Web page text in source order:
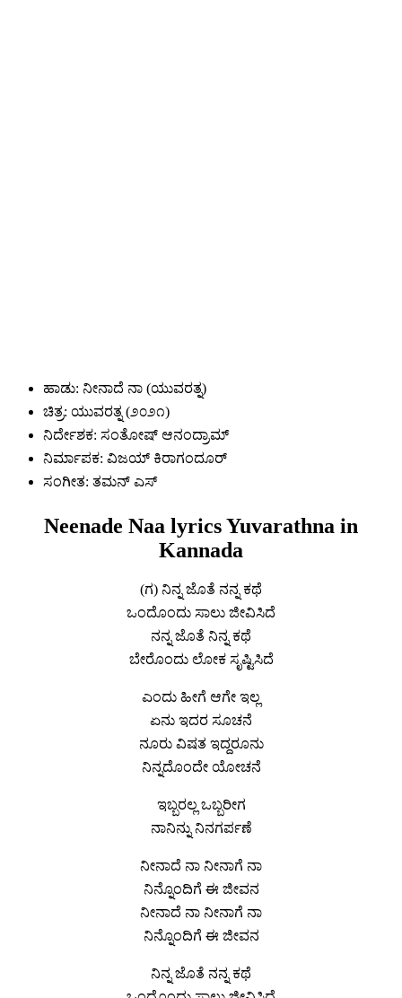
ಹಾಡು: ನೀನಾದೆ ನಾ (ಯುವರತ್ನ)
ಚಿತ್ರ: ಯುವರತ್ನ (೨೦೨೧)
ನಿರ್ದೇಶಕ: ಸಂತೋಷ್ ಆನಂದ್ರಾಮ್
ನಿರ್ಮಾಪಕ: ವಿಜಯ್ ಕಿರಾಗಂದೂರ್
ಸಂಗೀತ: ತಮನ್ ಎಸ್
Neenade Naa lyrics Yuvarathna in
Kannada
(ಗ) ನಿನ್ನ ಜೊತೆ ನನ್ನ ಕಥೆ
ಒಂದೊಂದು ಸಾಲು ಜೀವಿಸಿದೆ
ನನ್ನ ಜೊತೆ ನಿನ್ನ ಕಥೆ
ಬೇರೊಂದು ಲೋಕ ಸೃಷ್ಟಿಸಿದೆ
ಎಂದು ಹೀಗೆ ಆಗೇ ಇಲ್ಲ
ಏನು ಇದರ ಸೂಚನೆ
ನೂರು ವಿಷತ ಇದ್ದರೂನು
ನಿನ್ನದೊಂದೇ ಯೋಚನೆ
ಇಬ್ಬರಲ್ಲ ಒಬ್ಬರೀಗ
ನಾನಿನ್ನು ನಿನಗರ್ಪಣೆ
ನೀನಾದೆ ನಾ ನೀನಾಗೆ ನಾ
ನಿನ್ನೊಂದಿಗೆ ಈ ಜೀವನ
ನೀನಾದೆ ನಾ ನೀನಾಗೆ ನಾ
ನಿನ್ನೊಂದಿಗೆ ಈ ಜೀವನ
ನಿನ್ನ ಜೊತೆ ನನ್ನ ಕಥೆ